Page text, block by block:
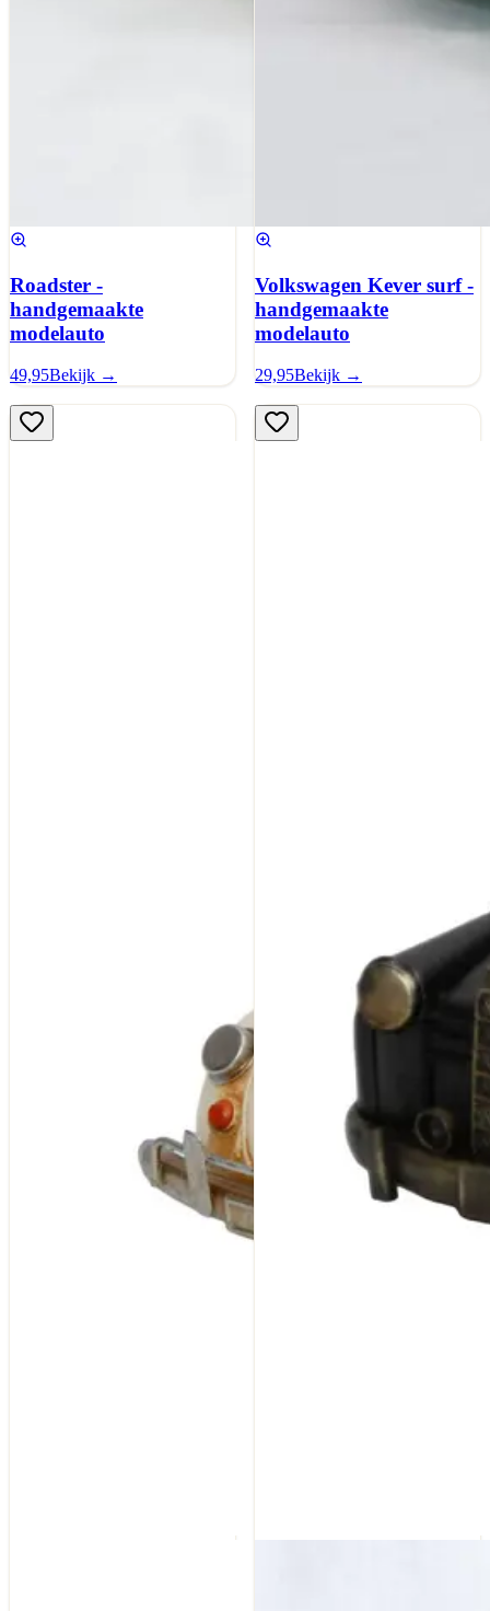
Roadster -
handgemaakte
modelauto
49,95Bekijk →
Volkswagen Kever surf -
handgemaakte
modelauto
29,95Bekijk →